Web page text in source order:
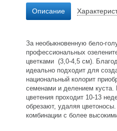
Описание
За необыкновенную бело-
профессиональных
цветками (3,0-4,5 см).
идеально подходит для
национальный колорит
семенами и делением
цветения проходит 10-13
обрезают, удаляя
комбинации с более